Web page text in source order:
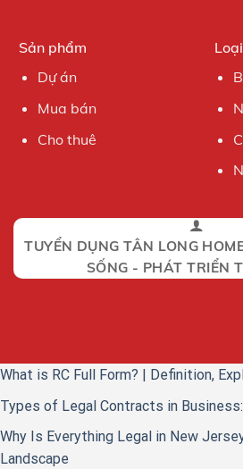
Sản phẩm
Dự án
Mua bán
Cho thuê
TUYỂN DỤNG TÂN LONG
SỐNG - PHÁT TRIỂN
What is RC Full Form? | Definition,
Types of Legal Contracts in
Why Is Everything Legal in New
Landscape